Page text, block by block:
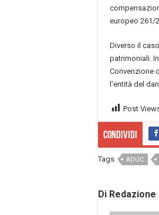
europeo 261/
Diverso il
patrimoniali.
Convenzione
l’entità del
Post
Condividi
Tags ADUC
Di